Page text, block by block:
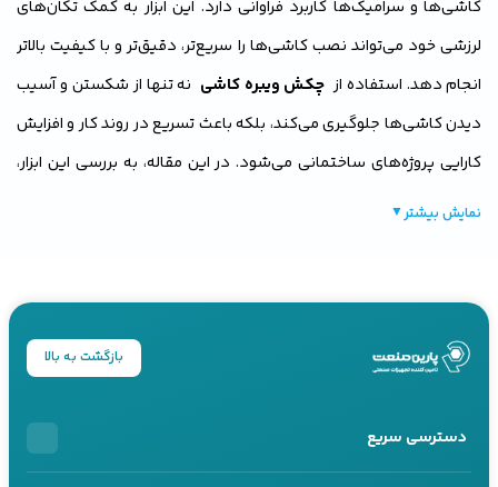
کاشی‌ها و سرامیک‌ها کاربرد فراوانی دارد. این ابزار به کمک تکان‌های
لرزشی خود می‌تواند نصب کاشی‌ها را سریع‌تر، دقیق‌تر و با کیفیت بالاتر
انجام دهد. استفاده از چکش ویبره کاشی نه تنها از شکستن و آسیب
دیدن کاشی‌ها جلوگیری می‌کند، بلکه باعث تسریع در روند کار و افزایش
کارایی پروژه‌های ساختمانی می‌شود. در این مقاله، به بررسی این ابزار،
مزایای آن، و نحوه انتخاب بهترین
نمایش بیشتر▼
بازگشت به بالا
دسترسی سریع